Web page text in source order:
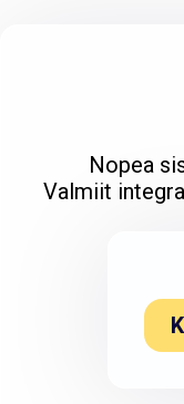
Nopea
Valmiit